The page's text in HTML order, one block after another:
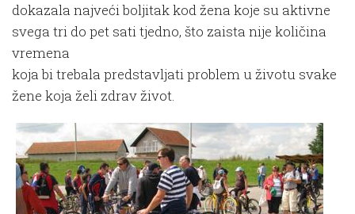
dokazala najveći boljitak kod žena koje su aktivne
svega tri do pet sati tjedno, što zaista nije količina
vremena
koja bi trebala predstavljati problem u životu svake
žene koja želi zdrav život.